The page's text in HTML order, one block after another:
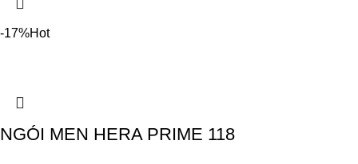
-17%Hot
NGÓI MEN HERA PRIME 118